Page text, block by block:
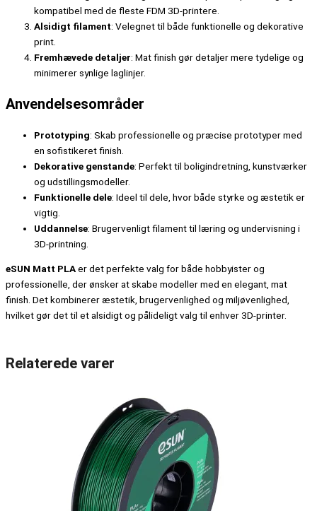
kompatibel med de fleste FDM 3D-printere.
Alsidigt filament: Velegnet til både funktionelle og dekorative
print.
Fremhævede detaljer: Mat finish gør detaljer mere tydelige og
minimerer synlige laglinjer.
Anvendelsesområder
Prototyping: Skab professionelle og præcise prototyper med
en sofistikeret finish.
Dekorative genstande: Perfekt til boligindretning, kunstværker
og udstillingsmodeller.
Funktionelle dele: Ideel til dele, hvor både styrke og æstetik er
vigtig.
Uddannelse: Brugervenligt filament til læring og undervisning i
3D-printning.
eSUN Matt PLAer det perfekte valg for både hobbyister og
professionelle, der ønsker at skabe modeller med en elegant, mat
finish. Det kombinerer æstetik, brugervenlighed og miljøvenlighed,
hvilket gør det til et alsidigt og pålideligt valg til enhver 3D-printer.
Relaterede varer